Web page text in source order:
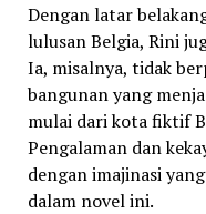
Dengan latar
lulusan Belgia, Rini
Ia, misalnya, tidak
bangunan yang
mulai dari kota fiktif
Pengalaman dan
dengan imajinasi
dalam novel ini.